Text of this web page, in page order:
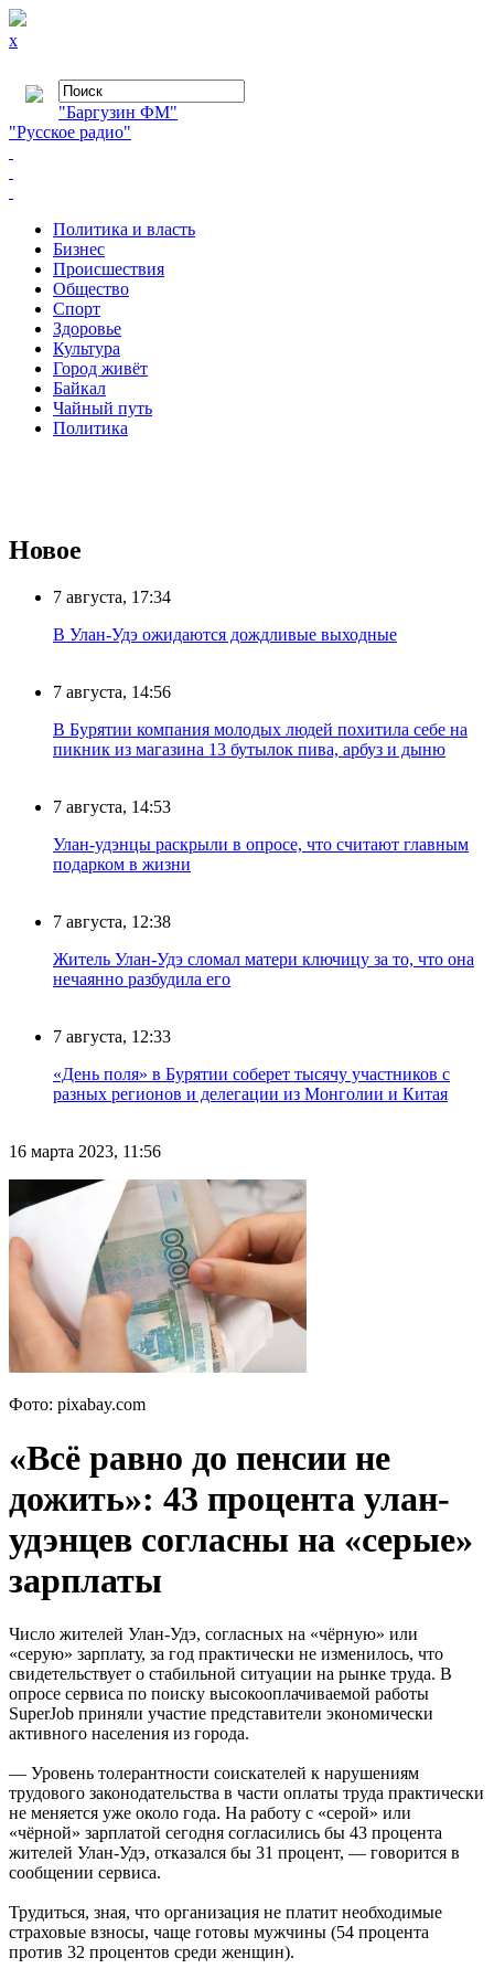
x
"Баргузин ФМ"
"Русское радио"
Политика и власть
Бизнес
Происшествия
Общество
Cпорт
Здоровье
Культура
Город живёт
Байкал
Чайный путь
Политика
Новое
7 августа, 17:34
В Улан-Удэ ожидаются дождливые выходные
7 августа, 14:56
В Бурятии компания молодых людей похитила себе на
пикник из магазина 13 бутылок пива, арбуз и дыню
7 августа, 14:53
Улан-удэнцы раскрыли в опросе, что считают главным
подарком в жизни
7 августа, 12:38
Житель Улан-Удэ сломал матери ключицу за то, что она
нечаянно разбудила его
7 августа, 12:33
«День поля» в Бурятии соберет тысячу участников с
разных регионов и делегации из Монголии и Китая
16 марта 2023, 11:56
Фото: pixabay.com
«Всё равно до пенсии не
дожить»: 43 процента улан-
удэнцев согласны на «серые»
зарплаты
Число жителей Улан-Удэ, согласных на «чёрную» или
«серую» зарплату, за год практически не изменилось, что
свидетельствует о стабильной ситуации на рынке труда. В
опросе сервиса по поиску высокооплачиваемой работы
SuperJob приняли участие представители экономически
активного населения из города.
— Уровень толерантности соискателей к нарушениям
трудового законодательства в части оплаты труда практически
не меняется уже около года. На работу с «серой» или
«чёрной» зарплатой сегодня согласились бы 43 процента
жителей Улан-Удэ, отказался бы 31 процент, — говорится в
сообщении сервиса.
Трудиться, зная, что организация не платит необходимые
страховые взносы, чаще готовы мужчины (54 процента
против 32 процентов среди женщин).